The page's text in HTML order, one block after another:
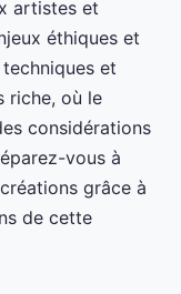
artistes et
éthiques et
et
riche, où le
considérations
vous à
grâce à
de cette